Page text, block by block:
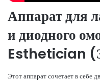
Аппарат для
и диодного
Esthetician
Этот аппарат сочетает в себе